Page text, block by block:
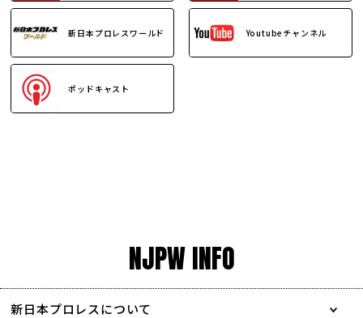
新日本プロレスワールド Youtubeチャンネル
ポッドキャスト
NJPW INFO
新日本プロレスについて